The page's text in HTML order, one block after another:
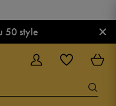
50 style ×